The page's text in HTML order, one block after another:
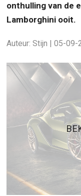
onthulling van de
Lamborghini ooit.
Auteur: Stijn | 05-09-